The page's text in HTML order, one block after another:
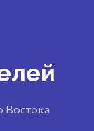
Востока